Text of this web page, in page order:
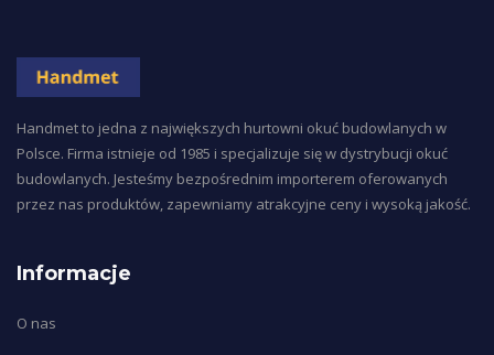
Handmet to jedna z największych hurtowni okuć budowlanych w
Polsce. Firma istnieje od 1985 i specjalizuje się w dystrybucji okuć
budowlanych. Jesteśmy bezpośrednim importerem oferowanych
przez nas produktów, zapewniamy atrakcyjne ceny i wysoką jakość.
Informacje
O nas